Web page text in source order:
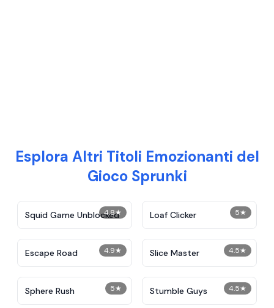
Esplora Altri Titoli Emozionanti del
Gioco Sprunki
4.8★
Squid Game Unblocked 5★
Loaf Clicker
4.9★
Escape Road 4.5★
Slice Master
5★
Sphere Rush 4.5★
Stumble Guys